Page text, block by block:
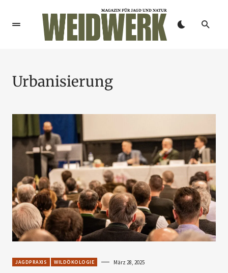
Urbanisierung
JAGDPRAXIS WILDÖKOLOGIE März 28, 2025